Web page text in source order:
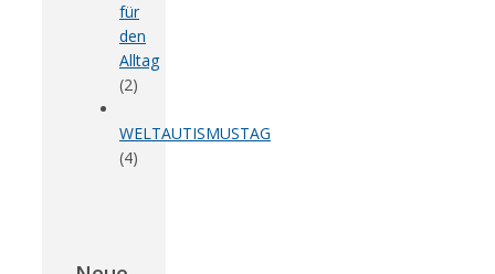
für
den
Alltag
(2)
WELTAUTISMUSTAG
(4)